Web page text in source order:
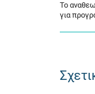
Το
για